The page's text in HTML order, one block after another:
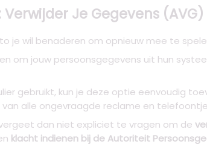
Je Gegevens (AVG)
je wil benaderen om opnieuw mee te
om jouw persoonsgegevens uit hun
gebruikt, kun je deze optie eenvoudig
alle ongevraagde reclame en
dan niet expliciet te vragen om de
klacht indienen bij de Autoriteit